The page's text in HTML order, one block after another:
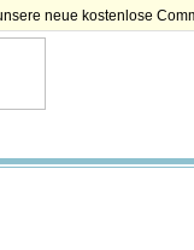
neue kostenlose